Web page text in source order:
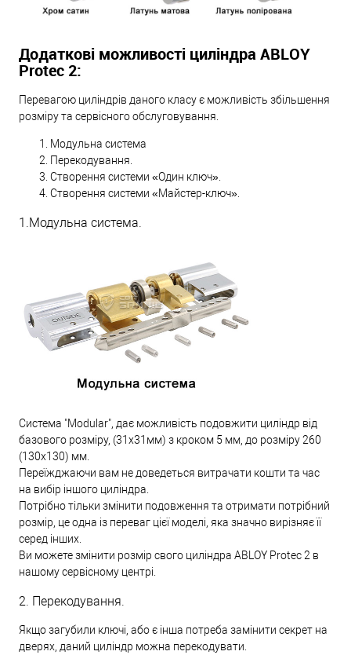
Додаткові можливості циліндра ABLOY
Protec 2:
Перевагою циліндрів даного класу є можливість збільшення
розміру та сервісного обслуговування.
Модульна система
Перекодування.
Створення системи «Один ключ».
Створення системи «Майстер-ключ».
1.Модульна система.
Система "Modular", дає можливість подовжити циліндр від
базового розміру, (31х31мм) з кроком 5 мм, до розміру 260
(130х130) мм.
Переїжджаючи вам не доведеться витрачати кошти та час
на вибір іншого циліндра.
Потрібно тільки змінити подовження та отримати потрібний
розмір, це одна із переваг цієї моделі, яка значно вирізняє її
серед інших.
Ви можете змінити розмір свого циліндра ABLOY Protec 2 в
нашому сервісному центрі.
2. Перекодування.
Якщо загубили ключі, або є інша потреба замінити секрет на
дверях, даний циліндр можна перекодувати.